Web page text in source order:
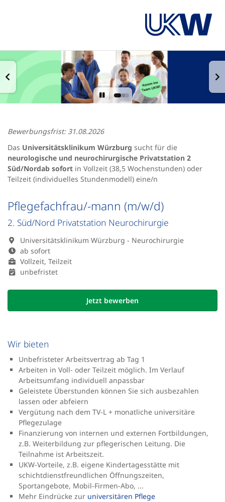
Pflegefachfrau/-mann (m/w/d)
2. Süd/Nord Privatstation Neurochirurgie
Universitätsklinikum Würzburg - Neurochirurgie
ab sofort
Vollzeit, Teilzeit
unbefristet
Jetzt bewerben
Bewerbungsfrist: 31.08.2026
Das Universitätsklinikum Würzburg sucht für die
neurologische und neurochirurgische Privatstation 2
Süd/Nordab sofort in Vollzeit (38,5 Wochenstunden) oder
Teilzeit (individuelles Stundenmodell) eine/n
Wir bieten
Unbefristeter Arbeitsvertrag ab Tag 1
Arbeiten in Voll- oder Teilzeit möglich. Im Verlauf
Arbeitsumfang individuell anpassbar
Geleistete Überstunden können Sie sich ausbezahlen
lassen oder abfeiern
Vergütung nach dem TV-L + monatliche universitäre
Pflegezulage
Finanzierung von internen und externen Fortbildungen,
z.B. Weiterbildung zur pflegerischen Leitung. Die
Teilnahme ist Arbeitszeit.
UKW-Vorteile, z.B. eigene Kindertagesstätte mit
schichtdienstfreundlichen Öffnungszeiten,
Sportangebote, Mobil-Firmen-Abo, ...
Mehr Eindrücke zur universitären Pflege